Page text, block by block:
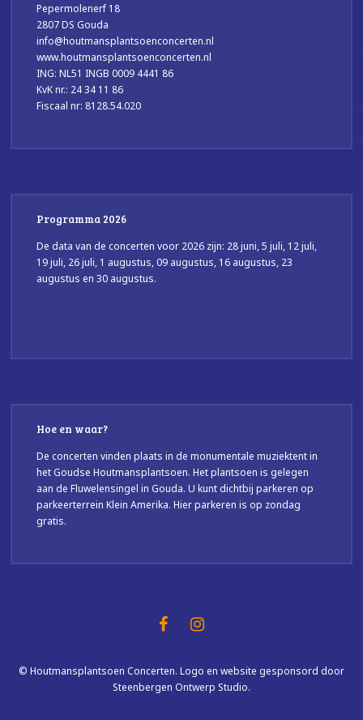
Pepermolenerf 18
2807 DS Gouda
info@houtmansplantsoenconcerten.nl
www.houtmansplantsoenconcerten.nl
ING: NL51 INGB 0009 4441 86
KvK nr.: 24 34 11 86
Fiscaal nr: 8128.54.020
Programma 2026
De data van de concerten voor 2026 zijn: 28 juni, 5 juli, 12 juli,
19 juli, 26 juli, 1 augustus, 09 augustus, 16 augustus, 23
augustus en 30 augustus.
Hoe en waar?
De concerten vinden plaats in de monumentale muziektent in
het Goudse Houtmansplantsoen. Het plantsoen is gelegen
aan de Fluwelensingel in Gouda. U kunt dichtbij parkeren op
parkeerterrein Klein Amerika. Hier parkeren is op zondag
gratis.
© Houtmansplantsoen Concerten. Logo en website gesponsord door
Steenbergen Ontwerp Studio.